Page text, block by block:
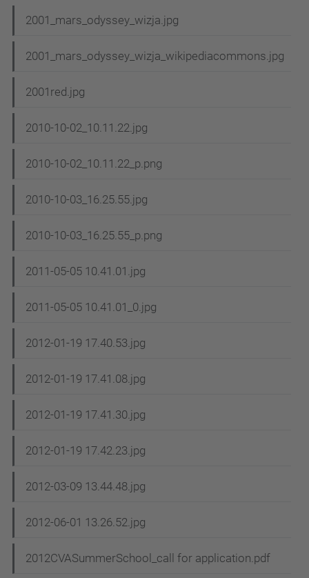
2001_mars_odyssey_wizja.jpg
2001_mars_odyssey_wizja_wikipediacommons.jpg
2001red.jpg
2010-10-02_10.11.22.jpg
2010-10-02_10.11.22_p.png
2010-10-03_16.25.55.jpg
2010-10-03_16.25.55_p.png
2011-05-05 10.41.01.jpg
2011-05-05 10.41.01_0.jpg
2012-01-19 17.40.53.jpg
2012-01-19 17.41.08.jpg
2012-01-19 17.41.30.jpg
2012-01-19 17.42.23.jpg
2012-03-09 13.44.48.jpg
2012-06-01 13.26.52.jpg
2012CVASummerSchool_call for application.pdf